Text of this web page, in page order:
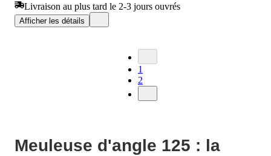
Livraison au plus tard le 2-3 jours ouvrés
Afficher les détails
1
2
Meuleuse d'angle 125 : la